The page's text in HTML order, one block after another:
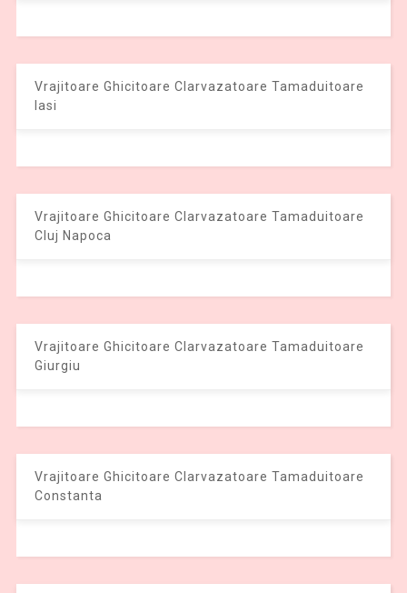
Vrajitoare Ghicitoare Clarvazatoare Tamaduitoare
Iasi
Vrajitoare Ghicitoare Clarvazatoare Tamaduitoare
Cluj Napoca
Vrajitoare Ghicitoare Clarvazatoare Tamaduitoare
Giurgiu
Vrajitoare Ghicitoare Clarvazatoare Tamaduitoare
Constanta